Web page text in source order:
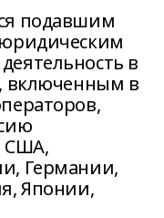
подавшим
в
включенным в
США,
Германии,
Японии,